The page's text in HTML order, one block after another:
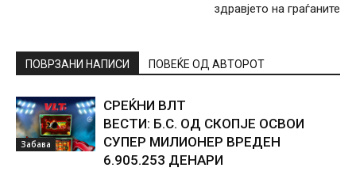
здравјето на граѓаните
ПОВРЗАНИ НАПИСИ ПОВЕЌЕ ОД АВТОРОТ
Забава
СРЕЌНИ ВЛТ
ВЕСТИ: Б.С. ОД СКОПЈЕ ОСВОИ
СУПЕР МИЛИОНЕР ВРЕДЕН
6.905.253 ДЕНАРИ